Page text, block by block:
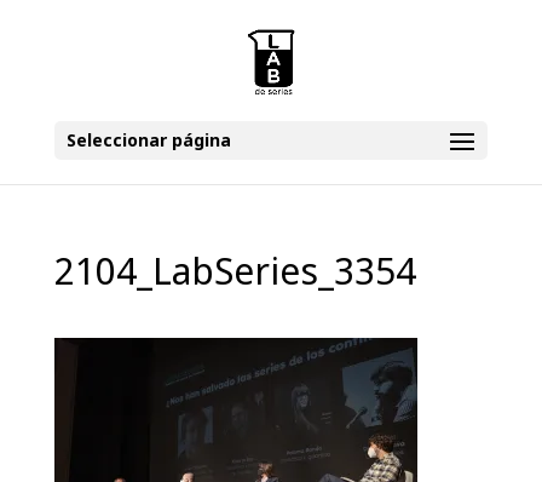
Seleccionar página
2104_LabSeries_3354